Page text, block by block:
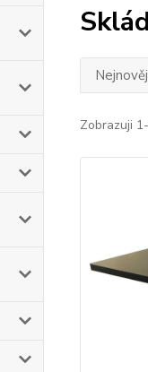
Zobrazuji